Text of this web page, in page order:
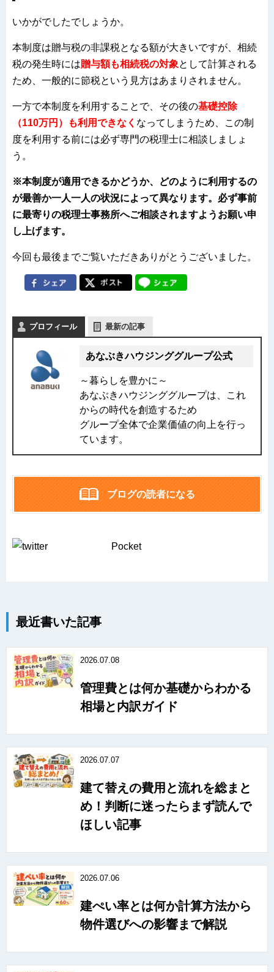
いかがでしたでしょうか。
本制度は贈与税の非課税となる額が大きいですが、相続
税の発生時には贈与額も相続税の対象として計算される
ため、一般的に節税という見方はあまりされません。
一方で本制度を利用することで、その後の基礎控除
（110万円）も利用できなく なってしまうため、この制
度を利用する前には必ず専門の税理士に相談しましょ
う。
※本制度が適用できるかどうか、どのように利用するの
が最善か一人一人の状況によって異なります。必ず事前
に最寄りの税理士事務所へご相談されますようお願い申
し上げます。
今回も最後までご覧いただきありがとうございました。
プロフィール 最新の記事
あなぶきハウジンググループ公式
～暮らしを豊かに～
あなぶきハウジンググループは、これ
からの時代を創造するため
グループ全体で企業価値の向上を行っ
ています。
ブログの読者になる
Pocket
最近書いた記事
2026.07.08
管理費とは何か基礎からわかる
相場と内訳ガイド
2026.07.07
建て替えの費用と流れを総まと
め！判断に迷ったらまず読んで
ほしい記事
2026.07.06
建ぺい率とは何か計算方法から
物件選びへの影響まで解説